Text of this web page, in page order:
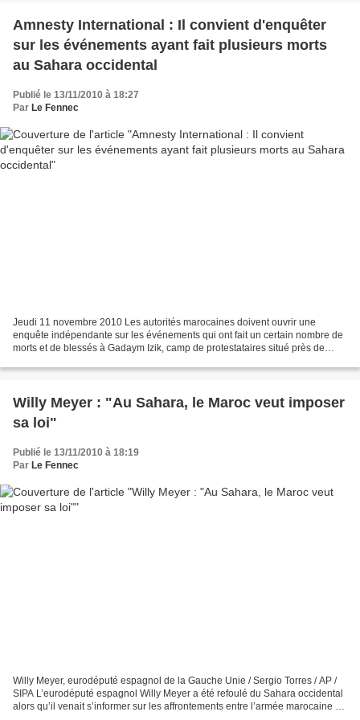
Amnesty International : Il convient d'enquêter
sur les événements ayant fait plusieurs morts
au Sahara occidental
Publié le 13/11/2010 à 18:27
Par Le Fennec
Jeudi 11 novembre 2010 Les autorités marocaines doivent ouvrir une
enquête indépendante sur les événements qui ont fait un certain nombre de
morts et de blessés à Gadaym Izik, camp de protestataires situé près de
Willy Meyer : "Au Sahara, le Maroc veut imposer
sa loi"
Publié le 13/11/2010 à 18:19
Par Le Fennec
Willy Meyer, eurodéputé espagnol de la Gauche Unie / Sergio Torres / AP /
SIPA L’eurodéputé espagnol Willy Meyer a été refoulé du Sahara occidental
alors qu’il venait s’informer sur les affrontements entre l’armée marocaine et